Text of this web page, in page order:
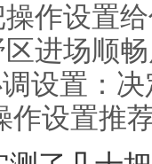
作设置
进场顺
设置：
作设置推